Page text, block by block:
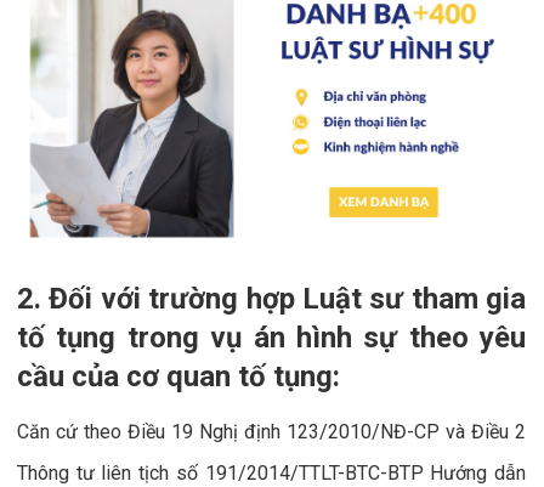
2. Đối với trường hợp Luật sư tham gia
tố tụng trong vụ án hình sự theo yêu
cầu của cơ quan tố tụng:
Căn cứ theo Điều 19 Nghị định 123/2010/NĐ-CP và Điều 2
Thông tư liên tịch số 191/2014/TTLT-BTC-BTP Hướng dẫn